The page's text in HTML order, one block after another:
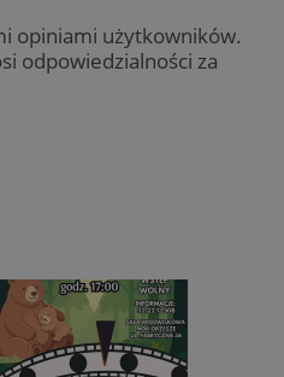
opiniami użytkowników.
odpowiedzialności za